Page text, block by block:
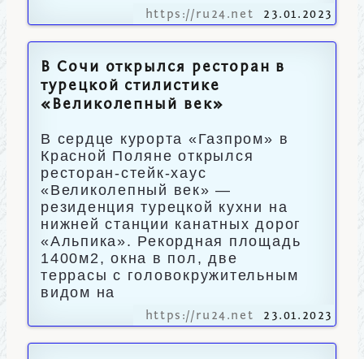
https://ru24.net 23.01.2023
В Сочи открылся ресторан в
турецкой стилистике
«Великолепный век»
В сердце курорта «Газпром» в
Красной Поляне открылся
ресторан-стейк-хаус
«Великолепный век» —
резиденция турецкой кухни на
нижней станции канатных дорог
«Альпика». Рекордная площадь
1400м2, окна в пол, две
террасы с головокружительным
видом на
https://ru24.net 23.01.2023